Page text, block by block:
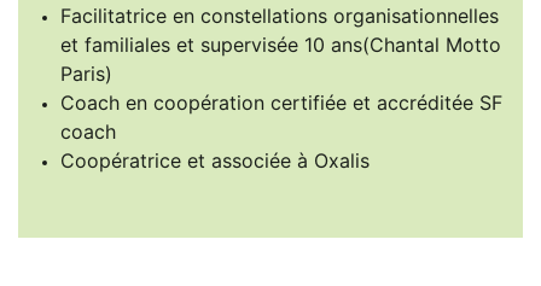
Facilitatrice en constellations organisationnelles
et familiales et supervisée 10 ans(Chantal Motto
Paris)
Coach en coopération certifiée et accréditée SF
coach
Coopératrice et associée à Oxalis